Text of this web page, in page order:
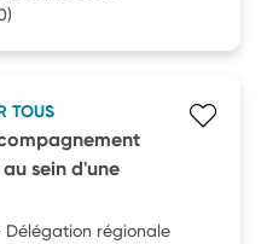
TOUS
sein d'une
Délégation régionale